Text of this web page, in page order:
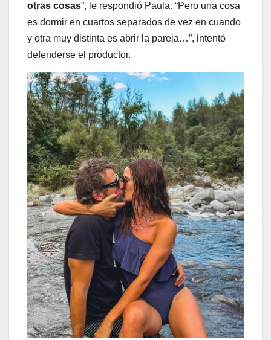
otras cosas”, le respondió Paula. “Pero una cosa
es dormir en cuartos separados de vez en cuando
y otra muy distinta es abrir la pareja…”, intentó
defenderse el productor.